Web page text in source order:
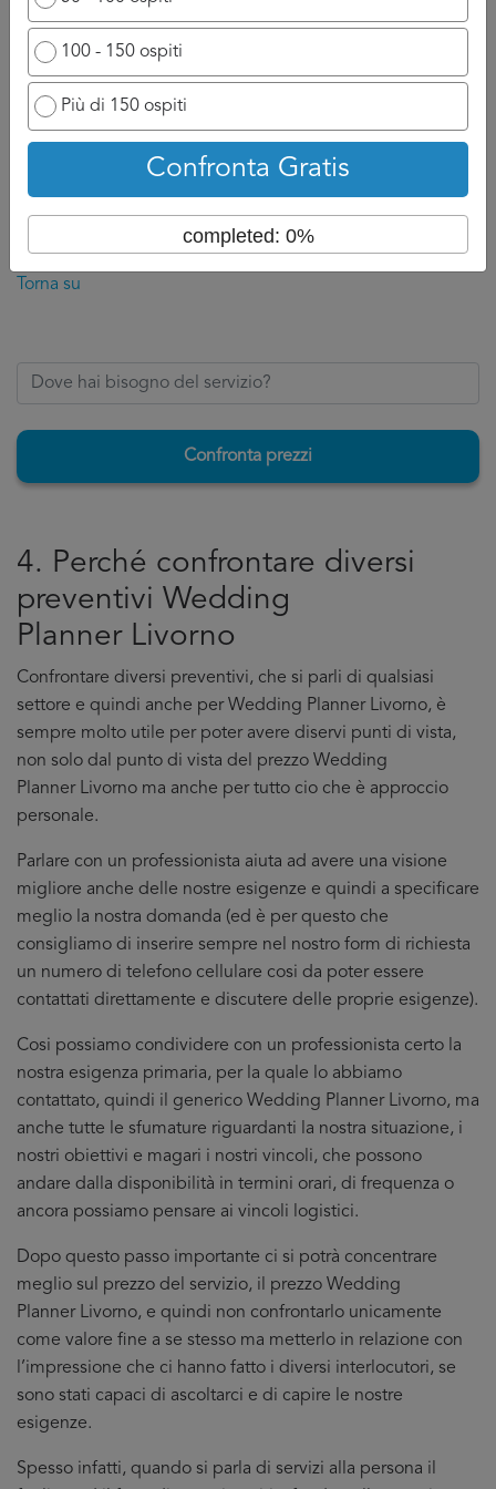
A titolo indicativo, sarete contatti nelle 24/48 che seguono
la domanda perché il professionista ha bisogno di un
attimo di tempo per reagire e chiamarvi.
Ovviamente se ha a disposizione un numero di cellulare
potrà chiamarvi appena possibile e discuterne con voi, se
tempo di attesa un po più lungo perché dovrà formalizzare
la risposta per Wedding Planner Livorno.
Torna su
Confronta prezzi
4. Perché confrontare diversi
preventivi Wedding
Planner Livorno
Confrontare diversi preventivi, che si parli di qualsiasi
settore e quindi anche per Wedding Planner Livorno, è
sempre molto utile per poter avere diservi punti di vista,
non solo dal punto di vista del prezzo Wedding
Planner Livorno ma anche per tutto cio che è approccio
personale.
Parlare con un professionista aiuta ad avere una visione
migliore anche delle nostre esigenze e quindi a specificare
meglio la nostra domanda (ed è per questo che
consigliamo di inserire sempre nel nostro form di richiesta
un numero di telefono cellulare cosi da poter essere
contattati direttamente e discutere delle proprie esigenze).
Cosi possiamo condividere con un professionista certo la
nostra esigenza primaria, per la quale lo abbiamo
contattato, quindi il generico Wedding Planner Livorno, ma
anche tutte le sfumature riguardanti la nostra situazione, i
nostri obiettivi e magari i nostri vincoli, che possono
andare dalla disponibilità in termini orari, di frequenza o
ancora possiamo pensare ai vincoli logistici.
Dopo questo passo importante ci si potrà concentrare
meglio sul prezzo del servizio, il prezzo Wedding
Planner Livorno, e quindi non confrontarlo unicamente
come valore fine a se stesso ma metterlo in relazione con
l’impressione che ci hanno fatto i diversi interlocutori, se
sono stati capaci di ascoltarci e di capire le nostre
esigenze.
Spesso infatti, quando si parla di servizi alla persona il
100 - 150 ospiti
Più di 150 ospiti
Confronta Gratis
completed: 0%